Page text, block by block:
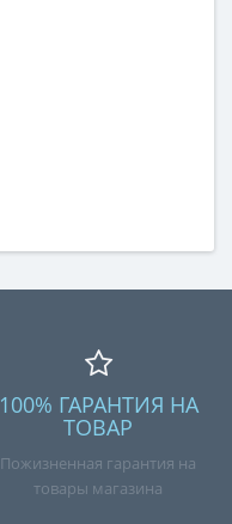
100% ГАРАНТИЯ НА
ТОВАР
Пожизненная гарантия на
товары магазина